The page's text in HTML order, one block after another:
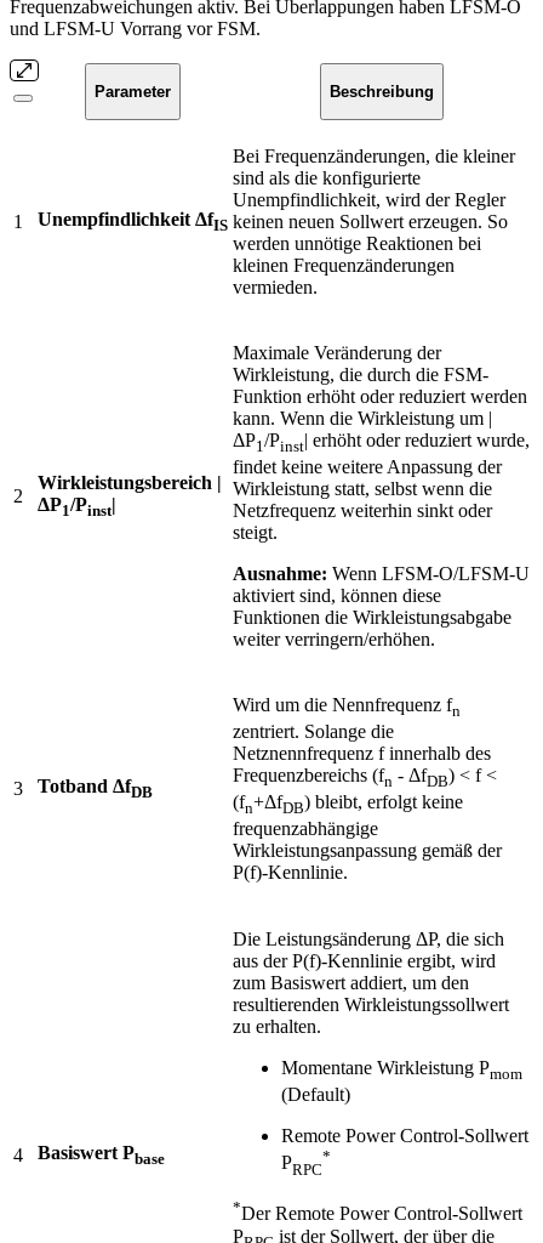
Frequenzabweichungen aktiv. Bei Überlappungen haben LFSM-O
und LFSM-U Vorrang vor FSM.
Parameter Beschreibung
1 Unempfindlichkeit ΔfIS
Bei Frequenzänderungen, die kleiner
sind als die konfigurierte
Unempfindlichkeit, wird der Regler
keinen neuen Sollwert erzeugen. So
werden unnötige Reaktionen bei
kleinen Frequenzänderungen
vermieden.
2
Wirkleistungsbereich |
ΔP1/Pinst|
Maximale Veränderung der
Wirkleistung, die durch die FSM-
Funktion erhöht oder reduziert werden
kann. Wenn die Wirkleistung um |
ΔP1 /Pinst| erhöht oder reduziert wurde,
findet keine weitere Anpassung der
Wirkleistung statt, selbst wenn die
Netzfrequenz weiterhin sinkt oder
steigt.
Ausnahme: Wenn LFSM-O/LFSM-U
aktiviert sind, können diese
Funktionen die Wirkleistungsabgabe
weiter verringern/erhöhen.
3 Totband ΔfDB
Wird um die Nennfrequenz fn
zentriert. Solange die
Netznennfrequenz f innerhalb des
Frequenzbereichs (fn - ΔfDB) < f <
(fn+ΔfDB) bleibt, erfolgt keine
frequenzabhängige
Wirkleistungsanpassung gemäß der
P(f)-Kennlinie.
4 Basiswert Pbase
Die Leistungsänderung ΔP, die sich
aus der P(f)-Kennlinie ergibt, wird
zum Basiswert addiert, um den
resultierenden Wirkleistungssollwert
zu erhalten.
Momentane Wirkleistung Pmom
(Default)
Remote Power Control-Sollwert
PRPC
*
*Der Remote Power Control-Sollwert
P
ist der Sollwert, der über die